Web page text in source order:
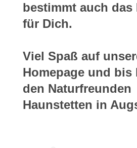
bestimmt auch das
für Dich.
Viel Spaß auf
Homepage und bis
den Naturfreunden
Haunstetten in